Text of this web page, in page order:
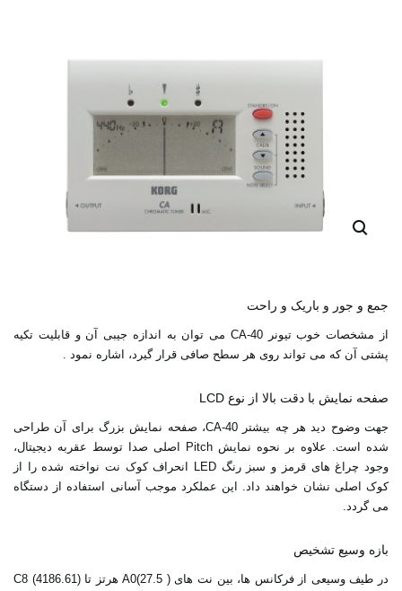
جمع و جور و باریک و راحت
از مشخصات خوب تیونر CA-40 می توان به اندازه جیبی آن و قابلیت تکیه
پشتی آن که می تواند روی هر سطح صافی قرار گیرد، اشاره نمود .
صفحه نمایش با دقت بالا از نوع LCD
جهت وضوح دید هر چه بیشتر CA-40، صفحه نمایش بزرگ برای آن طراحی
شده است. علاوه بر نحوه نمایش Pitch اصلی صدا توسط عقربه دیجیتال،
وجود چراغ های قرمز و سبز رنگ LED انحراف کوک نت نواخته شده را از
کوک اصلی نشان خواهند داد. این عملکرد موجب آسانی استفاده از دستگاه
می گردد.
بازه وسیع تشخیص
در طیف وسیعی از فرکانس ها، بین نت های ( A0(27.5 هرتز تا (C8 (4186.61